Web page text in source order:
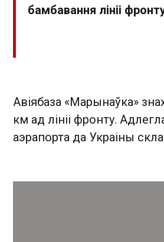
бамбавання лініі
Авіябаза «Марынаўка»
км ад лініі фронту.
аэрапорта да Украіны